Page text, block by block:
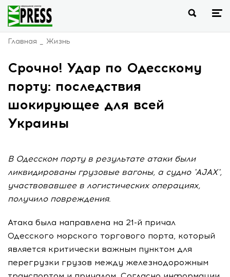
Главная Жизнь
Срочно! Удар по Одесскому
порту: последствия
шокирующее для всей
Украины
В Одесском порту в результате атаки были
ликвидированы грузовые вагоны, а судно "AJAX",
участвовавшее в логистических операциях,
получило повреждения.
Атака была направлена на 21-й причал
Одесского морского торгового порта, который
является критически важным пунктом для
перегрузки грузов между железнодорожным